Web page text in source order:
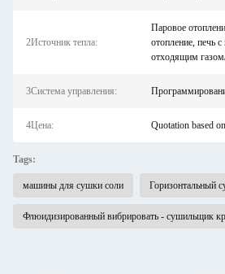
2Источник тепла:
Паровое
отопление, печь
отходящим
3Система управления:
4Цена: Quotation based
Tags:
машины для сушки соли Горизонтальный
Флюидизированный вибрировать - сушильщик